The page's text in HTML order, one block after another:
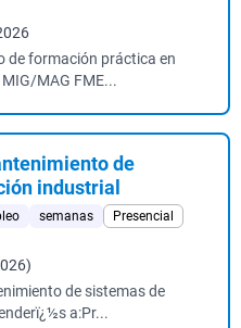
de formación práctica en
MAG FME...
de
industrial
semanas
Presencial
de sistemas de
a:Pr...